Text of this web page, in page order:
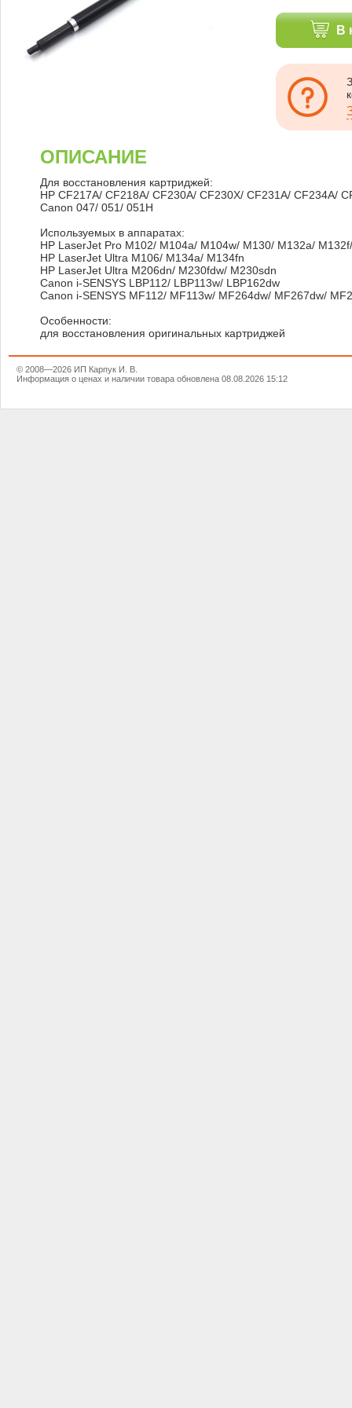
В
ОПИСАНИЕ
Для восстановления картриджей:
HP CF217A/ CF218A/ CF230A/ CF230X/ CF231A/ CF234A/
Canon 047/ 051/ 051H
Используемых в аппаратах:
HP LaserJet Pro M102/ M104a/ M104w/ M130/ M132a/
HP LaserJet Ultra M106/ M134a/ M134fn
HP LaserJet Ultra M206dn/ M230fdw/ M230sdn
Canon i-SENSYS LBP112/ LBP113w/ LBP162dw
Canon i-SENSYS MF112/ MF113w/ MF264dw/ MF267dw/
Особенности:
для восстановления оригинальных картриджей
© 2008—2026 ИП Карпук И. В.
Информация о ценах и наличии товара обновлена 08.08.2026 15:12